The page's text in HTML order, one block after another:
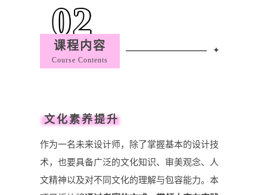
02
课程内容
Course Contents
✦
文化素养提升
作为一名未来设计师，除了掌握基本的设计技
术，也要具备广泛的文化知识、审美观念、人
文精神以及对不同文化的理解与包容能力。本